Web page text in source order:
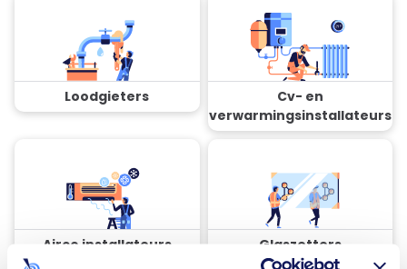
Loodgieters
Cv- en
verwarmingsinstallateurs
Airco installateurs Glaszetters